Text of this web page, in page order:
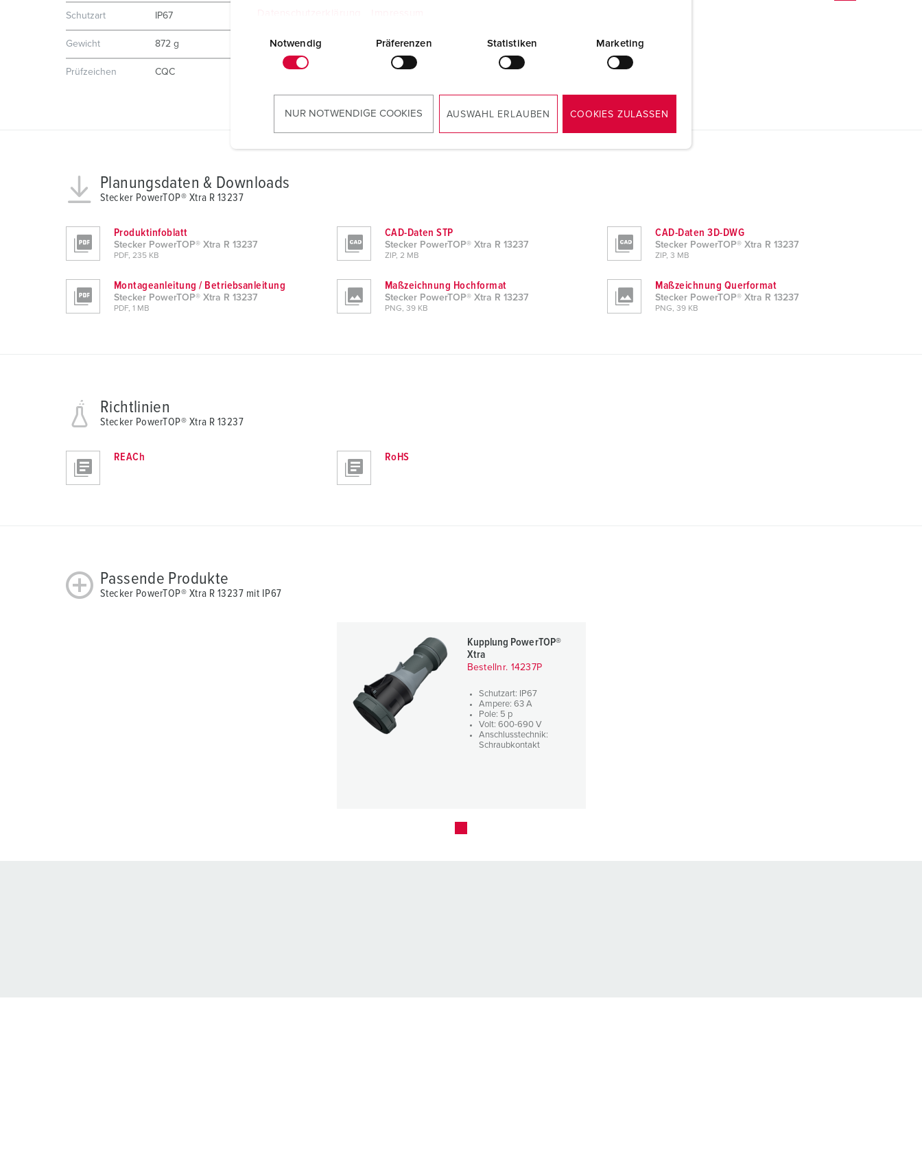
n
a
w
Notwendig Präferenzen Statistiken Marketing
NUR NOTWENDIGE COOKIES AUSWAHL ERLAUBEN COOKIES ZULASSEN
Schutzart IP67
Gewicht 872 g
Prüfzeichen CQC
Planungsdaten & Downloads
Stecker PowerTOP® Xtra R 13237
Produktinfoblatt
Stecker PowerTOP® Xtra R 13237
PDF, 235 KB
CAD-Daten STP
Stecker PowerTOP® Xtra R 13237
ZIP, 2 MB
CAD-Daten 3D-DWG
Stecker PowerTOP® Xtra R 13237
ZIP, 3 MB
Montageanleitung / Betriebsanleitung
Stecker PowerTOP® Xtra R 13237
PDF, 1 MB
Maßzeichnung Hochformat
Stecker PowerTOP® Xtra R 13237
PNG, 39 KB
Maßzeichnung Querformat
Stecker PowerTOP® Xtra R 13237
PNG, 39 KB
Richtlinien
Stecker PowerTOP® Xtra R 13237
REACh RoHS
Passende Produkte
Stecker PowerTOP® Xtra R 13237 mit IP67
Kupplung PowerTOP®
Xtra
Bestellnr. 14237P
Schutzart: IP67
Ampere: 63 A
Pole: 5 p
Volt: 600-690 V
Anschlusstechnik:
Schraubkontakt